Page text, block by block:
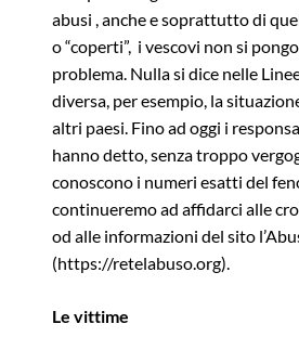
abusi , anche e soprattutto di
o “coperti”, i vescovi non si
problema. Nulla si dice nelle
diversa, per esempio, la
altri paesi. Fino ad oggi i
hanno detto, senza troppo
conoscono i numeri esatti del
continueremo ad affidarci alle
od alle informazioni del sito
(https://retelabuso.org).
Le vittime